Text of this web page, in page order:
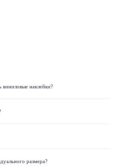
наклейки?
размера?